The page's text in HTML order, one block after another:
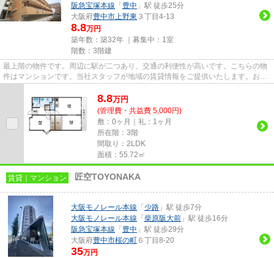
阪急宝塚本線 「 豊中 」駅 徒歩25分
大阪府豊中市上野東 ３丁目4-13
8.8万円
築年数：築32年 ｜募集中： 1室
階数：3階建
最上階の物件です。周辺に駅が二つあり、交通の利便性が高いです。こちらの物
件はマンションです。当社スタッフが地域の賃貸情報をご提供いたします。お客
8.8万円
(管理費・共益費 5,000円)
敷：0ヶ月｜礼：1ヶ月
所在階：3階
間取り：2LDK
面積：55.72㎡
賃貸｜マンション 匠空TOYONAKA
大阪モノレール本線 「 少路 」駅 徒歩7分
大阪モノレール本線 「 柴原阪大前 」駅 徒歩16分
阪急宝塚本線 「 豊中 」駅 徒歩29分
大阪府豊中市桜の町 ６丁目8-20
35万円